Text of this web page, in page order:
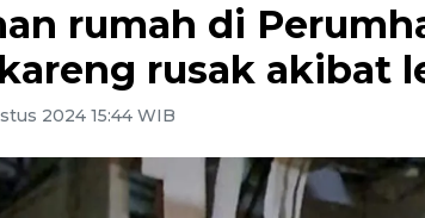
rumah di
rusak akibat
2024 15:44 WIB